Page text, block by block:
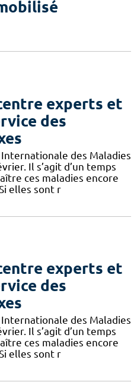
experts et
des
des Maladies
Il s’agit d’un temps
ces maladies encore
elles sont r
experts et
des
des Maladies
Il s’agit d’un temps
ces maladies encore
elles sont r